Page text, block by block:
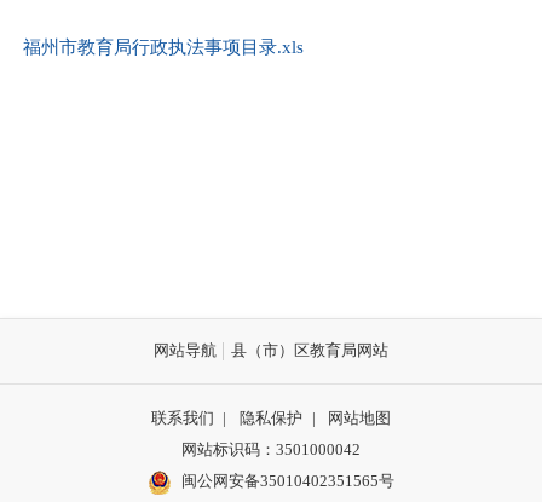
福州市教育局行政执法事项目录.xls
网站导航 县（市）区教育局网站
联系我们 | 隐私保护 |
网站地图
网站标识码：3501000042
闽公网安备35010402351565号